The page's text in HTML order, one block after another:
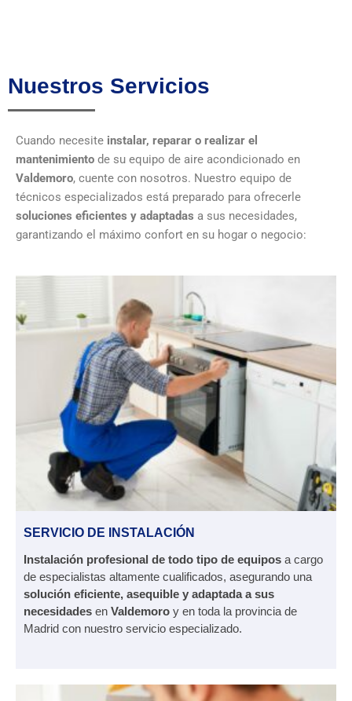
Nuestros Servicios
Cuando necesite instalar, reparar o realizar el
mantenimiento de su equipo de aire acondicionado en
Valdemoro, cuente con nosotros. Nuestro equipo de
técnicos especializados está preparado para ofrecerle
soluciones eficientes y adaptadas a sus necesidades,
garantizando el máximo confort en su hogar o negocio:
SERVICIO DE INSTALACIÓN
Instalación profesional de todo tipo de equipos a cargo
de especialistas altamente cualificados, asegurando una
solución eficiente, asequible y adaptada a sus
necesidades en Valdemoro y en toda la provincia de
Madrid con nuestro servicio especializado.